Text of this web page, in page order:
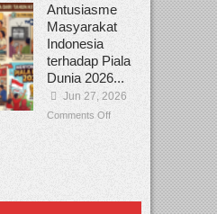
Antusiasme
Masyarakat
Indonesia
terhadap Piala
Dunia 2026...
Jun 27, 2026
Comments Off